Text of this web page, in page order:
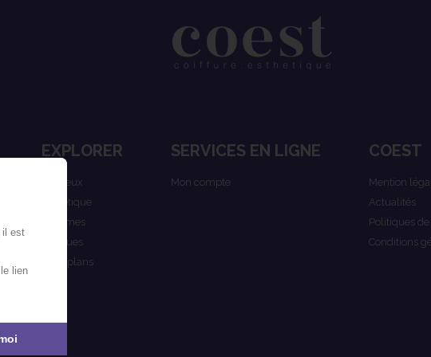
EXPLORER
Cheveux
Esthétique
Hommes
Marques
Bons plans
SERVICES EN LIGNE
Mon compte
COEST
Mention
Actualités
Politiques
Conditions